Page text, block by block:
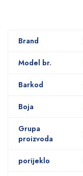
Brand
Model br.
Barkod
Boja
Grupa
proizvoda
porijeklo